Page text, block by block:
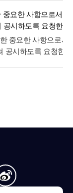
요한 사항으로서
공시하도록 요청한
중요한 사항으로서
공시하도록 요청한